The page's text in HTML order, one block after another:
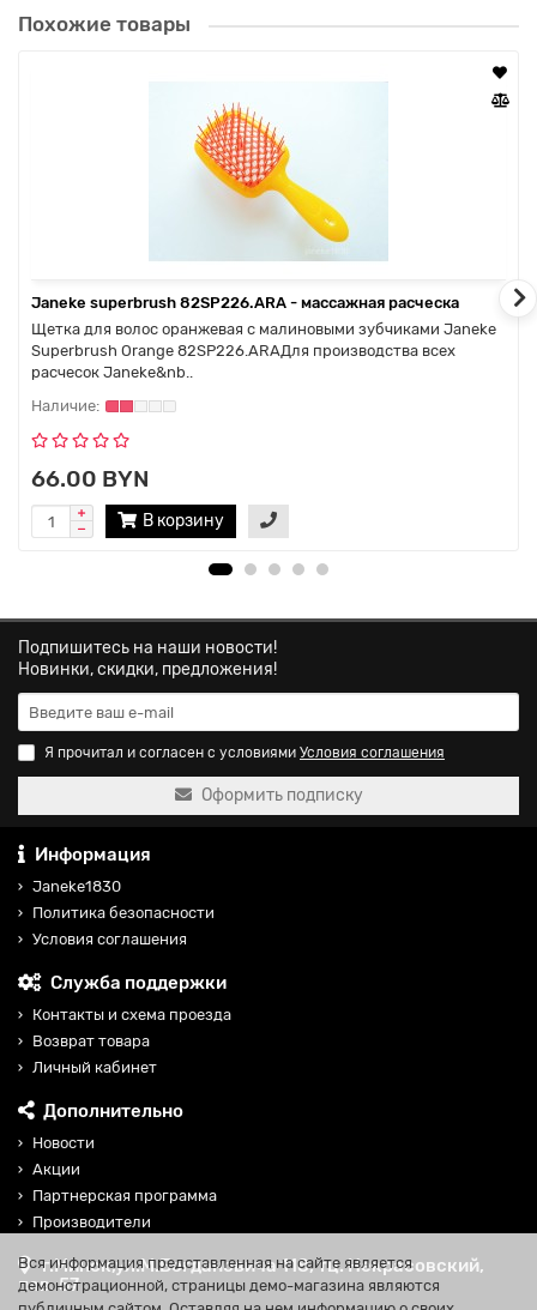
Похожие товары
Janeke superbrush 82SP226.ARA - массажная расческа
Щетка для волос оранжевая с малиновыми зубчиками Janeke
Superbrush Orange 82SP226.ARAДля производства всех
расчесок Janeke&nb..
66.00 BYN
В корзину
Подпишитесь на наши новости!
Новинки, скидки, предложения!
Я прочитал и согласен с условиями Условия соглашения
Оформить подписку
Информация
Janeke1830
Политика безопасности
Условия соглашения
Служба поддержки
Контакты и схема проезда
Возврат товара
Личный кабинет
Дополнительно
Новости
Акции
Партнерская программа
Производители
г.Минск,ул.М.Богдановича 118, тц. Некрасовский,
пав. 57
Вся информация представленная на сайте является
демонстрационной, страницы демо-магазина являются